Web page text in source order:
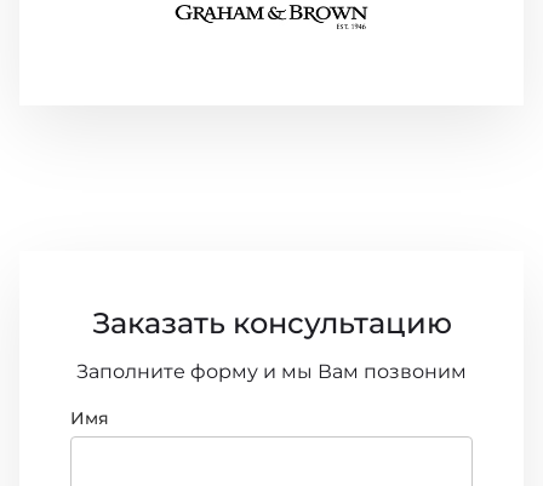
Заказать консультацию
Заполните форму и мы Вам позвоним
Имя